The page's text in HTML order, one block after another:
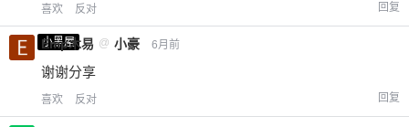
喜欢 反对 回复
小黑屋
Emp木易 @ 小豪 6月前
谢谢分享
喜欢 反对 回复